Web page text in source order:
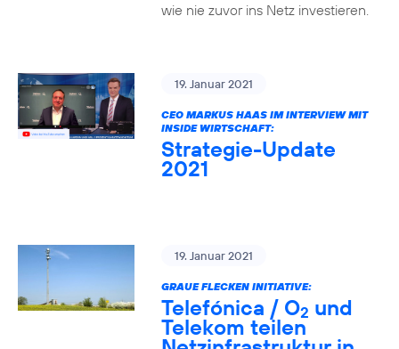
wie nie zuvor ins Netz investieren.
19. Januar 2021
CEO MARKUS HAAS IM INTERVIEW MIT
INSIDE WIRTSCHAFT:
Strategie-Update
2021
19. Januar 2021
GRAUE FLECKEN INITIATIVE:
Telefónica / O2 und
Telekom teilen